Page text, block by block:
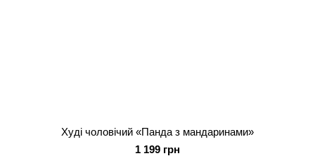
Худі чоловічий «Панда з мандаринами»
1 199 грн